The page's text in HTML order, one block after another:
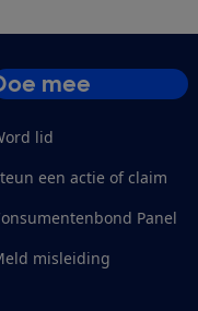
mee
lid
een actie of claim
Panel
misleiding